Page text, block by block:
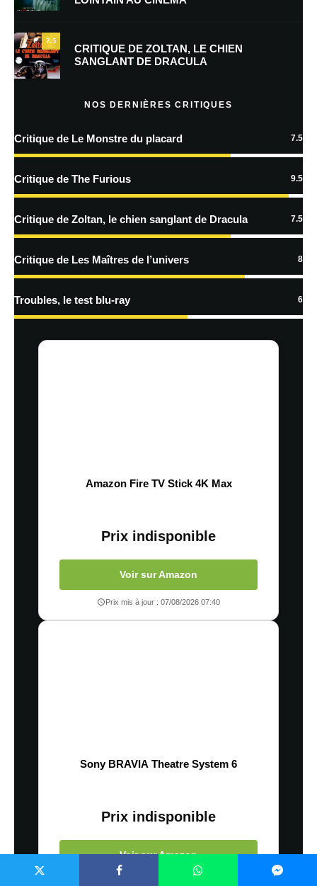
mon prochain commentaire.
Prévenez-moi de tous les nouveaux commentaires par e-mail.
Prévenez-moi de tous les nouveaux articles par e-mail.
En savoir
traitées
7.5
CRITIQUE DE ZOLTAN, LE CHIEN
SANGLANT DE DRACULA
NOS DERNIÈRES CRITIQUES
Critique de Le Monstre du placard 7.5
Critique de The Furious 9.5
Critique de Zoltan, le chien sanglant de Dracula 7.5
Critique de Les Maîtres de l’univers 8
Troubles, le test blu-ray 6
Amazon Fire TV Stick 4K Max
Prix indisponible
Voir sur Amazon
Prix mis à jour : 07/08/2026 07:40
Sony BRAVIA Theatre System 6
Prix indisponible
Voir sur Amazon